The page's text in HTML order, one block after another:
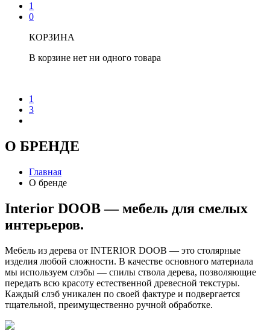
1
0
КОРЗИНА
В корзине нет ни одного товара
1
3
О БРЕНДЕ
Главная
О бренде
Interior DOOB — мебель для смелых
интерьеров.
Мебель из дерева от INTERIOR DOOB — это столярные
изделия любой сложности. В качестве основного материала
мы используем слэбы — спилы ствола дерева, позволяющие
передать всю красоту естественной древесной текстуры.
Каждый слэб уникален по своей фактуре и подвергается
тщательной, преимущественно ручной обработке.